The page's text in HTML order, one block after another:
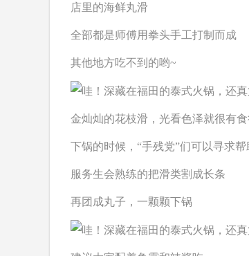
店里的海鲜丸滑
全部都是师傅用拳头手工打制 而成
其他地方吃不到的哟~
金灿灿的花枝滑，光看色泽就很有食
下锅的时候，“手残党”们可以寻求帮
服务生会熟练的把滑类割成长条
再团成丸子，一颗颗下锅